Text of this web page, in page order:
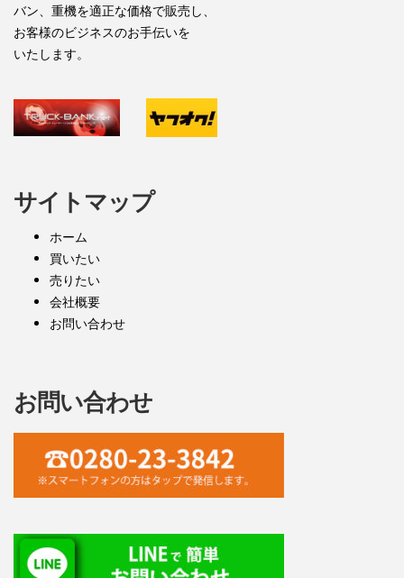
バン、重機を適正な価格で販売し、
お客様のビジネスのお手伝いを
いたします。
サイトマップ
ホーム
買いたい
売りたい
会社概要
お問い合わせ
お問い合わせ